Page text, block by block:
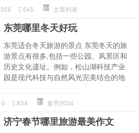
326 645 文章列表
东莞哪里冬天好玩
东莞适合冬天旅游的景点 东莞冬天的旅
游景点有很多,包括一些公园、风景区和
历史文化遗址。例如，松山湖科技产业
园是现代科技与自然风光完美结合的地
0 834 春节2024
济宁春节哪里旅游最美作文